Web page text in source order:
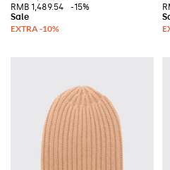
RMB 1,489.54
-15%